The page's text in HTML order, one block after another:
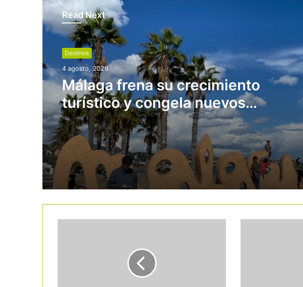
Read Next
Destinos
4 agosto, 2026
Málaga frena su crecimiento
turístico y congela nuevos
hoteles en suelo residencial
de
con
El
343
Las
Red
La